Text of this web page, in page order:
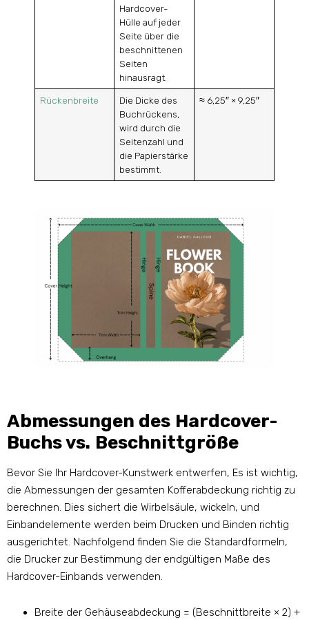
Hardcover-
Hülle auf jeder
Seite über die
beschnittenen
Seiten
hinausragt.
Rückenbreite
Die Dicke des
Buchrückens,
wird durch die
Seitenzahl und
die Papierstärke
bestimmt.
≈ 6,25″ × 9,25″
Abmessungen des Hardcover-
Buchs vs. Beschnittgröße
Bevor Sie Ihr Hardcover-Kunstwerk entwerfen, Es ist wichtig,
die Abmessungen der gesamten Kofferabdeckung richtig zu
berechnen. Dies sichert die Wirbelsäule, wickeln, und
Einbandelemente werden beim Drucken und Binden richtig
ausgerichtet. Nachfolgend finden Sie die Standardformeln,
die Drucker zur Bestimmung der endgültigen Maße des
Hardcover-Einbands verwenden.
Breite der Gehäuseabdeckung = (Beschnittbreite × 2) +